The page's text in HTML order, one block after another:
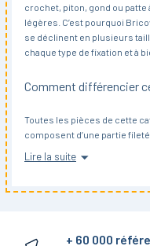
crochet, piton, gond ou
légères. C’est pourquoi
se déclinent en plusieurs
chaque type de fixation et à
Comment différencier
Toutes les pièces de cette
composent d’une partie
donc principalement leur
un crochet, comme son
Lire la suite
+ 60 000